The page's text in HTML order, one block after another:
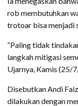
rob membutuhkan
trotoar bisa menjadi
“Paling tidak
langkah mitigasi
Ujarnya, Kamis (25/
Disebutkan Andi
dilakukan dengan